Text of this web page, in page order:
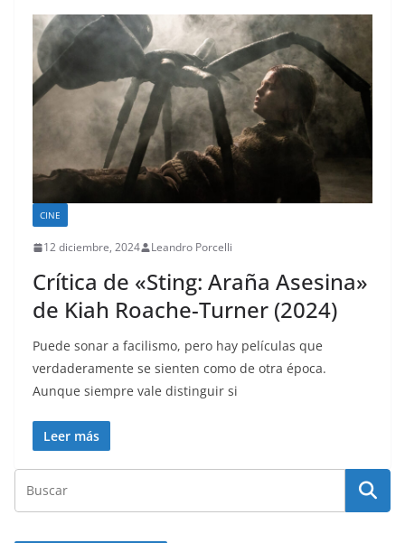
CINE
12 diciembre, 2024 Leandro Porcelli
Crítica de «Sting: Araña Asesina»
de Kiah Roache-Turner (2024)
Puede sonar a facilismo, pero hay películas que
verdaderamente se sienten como de otra época.
Aunque siempre vale distinguir si
Leer más